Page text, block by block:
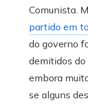
Comunista.
partido em
do governo
demitidos do
embora
se alguns